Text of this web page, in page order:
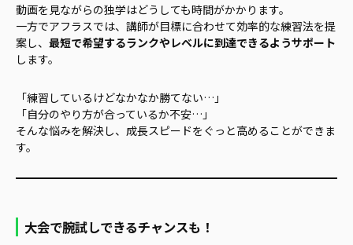
動画を見ながらの独学はどうしても時間がかかります。
一方でアフラスでは、講師が目標に合わせて効率的な練習法を提
案し、 最短で希望するランクやレベルに到達できるようサポート
します。
「練習しているけどなかなか勝てない…」
「自分のやり方が合っているか不安…」
そんな悩みを解決し、成長スピードをぐっと高めることができま
す。
大会で腕試しできるチャンスも！